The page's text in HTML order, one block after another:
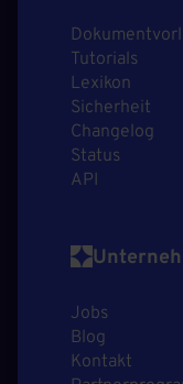
Tutorials
Lexikon
Sicherheit
Changelog
Status
API
Jobs
Blog
Kontakt